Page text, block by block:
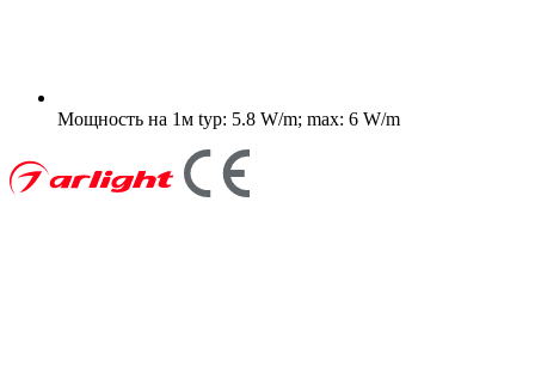
Мощность на 1м typ: 5.8 W/m; max: 6 W/m